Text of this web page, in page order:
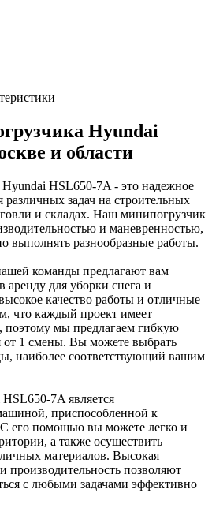
Hyundai
и области
HSL650-7A - это надежное
задач на строительных
и складах. Наш минипогрузчик
и маневренностью,
выполнять разнообразные работы.
команды предлагают вам
аренду для уборки снега и
качество работы и отличные
что каждый проект имеет
поэтому мы предлагаем гибкую
от 1 смены. Вы можете выбрать
наиболее соответствующий вашим
7A является
приспособленной к
его помощью вы можете легко и
а также осуществить
материалов. Высокая
производительность позволяют
с любыми задачами эффективно